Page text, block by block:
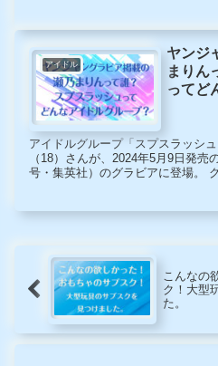
ってみました。
アイドル
ヤンジ
まりん
ってど
アイドルグループ「スプスラッシ
（18）さんが、2024年5月9日発
号・集英社）のグラビアに登場。
ビア撮影時のメイキング映像も公
も買いたくなってしまいますね。
こんなの
ク！大型
た。